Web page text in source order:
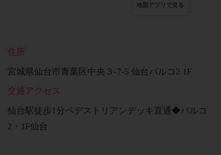
地図アプリで見る
住所
宮城県仙台市青葉区中央３-7-5 仙台パルコ2 1F
交通アクセス
仙台駅徒歩1分ペデストリアンデッキ直通◆パルコ
2・1F仙台